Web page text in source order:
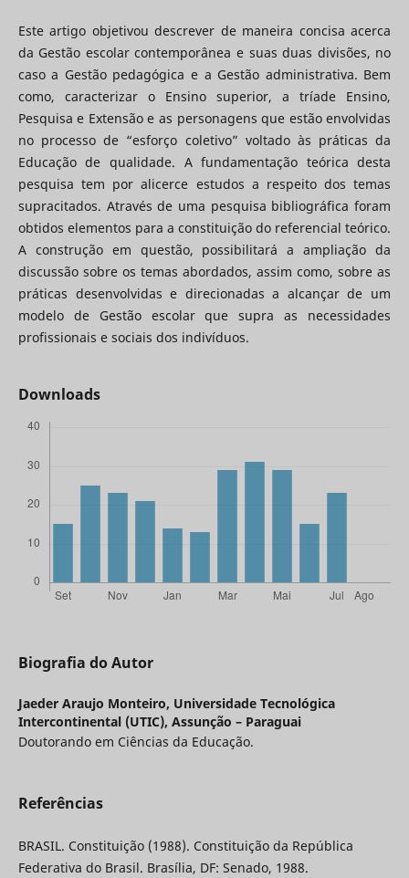
Este artigo objetivou descrever de maneira concisa acerca
da Gestão escolar contemporânea e suas duas divisões, no
caso a Gestão pedagógica e a Gestão administrativa. Bem
como, caracterizar o Ensino superior, a tríade Ensino,
Pesquisa e Extensão e as personagens que estão envolvidas
no processo de “esforço coletivo” voltado às práticas da
Educação de qualidade. A fundamentação teórica desta
pesquisa tem por alicerce estudos a respeito dos temas
supracitados. Através de uma pesquisa bibliográfica foram
obtidos elementos para a constituição do referencial teórico.
A construção em questão, possibilitará a ampliação da
discussão sobre os temas abordados, assim como, sobre as
práticas desenvolvidas e direcionadas a alcançar de um
modelo de Gestão escolar que supra as necessidades
profissionais e sociais dos indivíduos.
Downloads
Biografia do Autor
Jaeder Araujo Monteiro, Universidade Tecnológica
Intercontinental (UTIC), Assunção – Paraguai
Doutorando em Ciências da Educação.
Referências
BRASIL. Constituição (1988). Constituição da República
Federativa do Brasil. Brasília, DF: Senado, 1988.